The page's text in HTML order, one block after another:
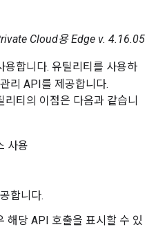
Cloud용 Edge v. 4.16.05
용합니다. 유틸리티를 사용하
리 API를 제공합니다.
리티의 이점은 다음과 같습니
사용
합니다.
해당 API 호출을 표시할 수 있